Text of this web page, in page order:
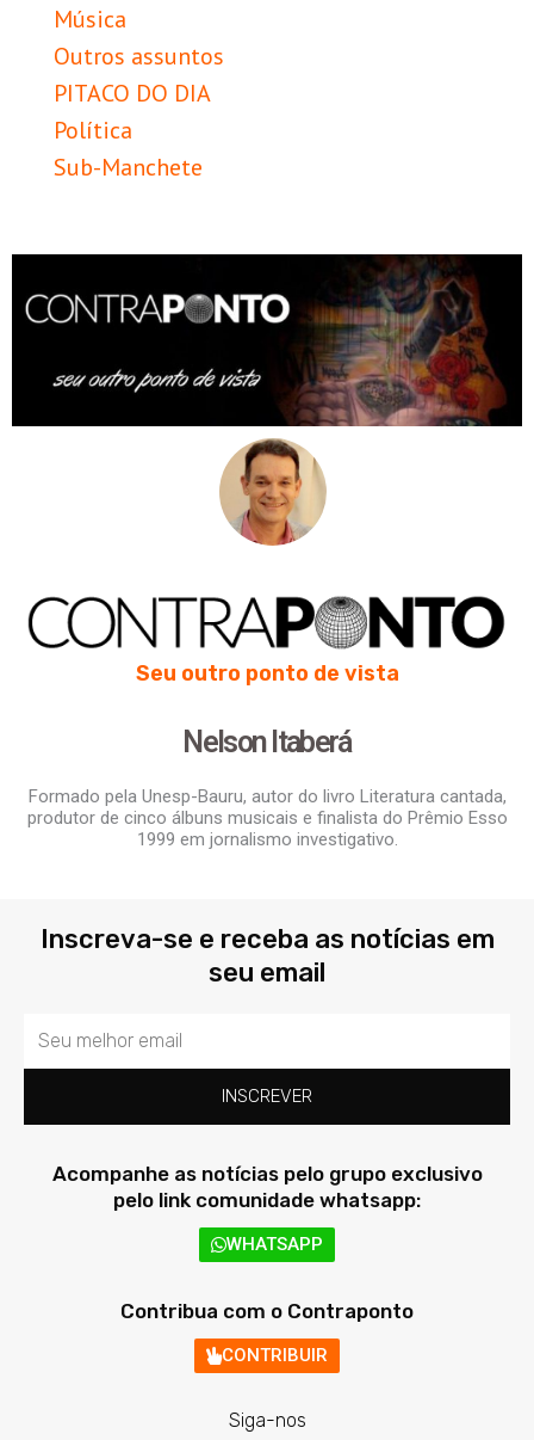
Música
Outros assuntos
PITACO DO DIA
Política
Sub-Manchete
Seu outro ponto de vista
Nelson Itaberá
Formado pela Unesp-Bauru, autor do livro Literatura cantada,
produtor de cinco álbuns musicais e finalista do Prêmio Esso
1999 em jornalismo investigativo.
Inscreva-se e receba as notícias em
seu email
Email
INSCREVER
Acompanhe as notícias pelo grupo exclusivo
pelo link comunidade whatsapp:
WHATSAPP
Contribua com o Contraponto
CONTRIBUIR
Siga-nos